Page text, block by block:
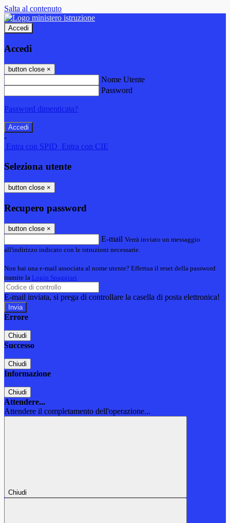
Salta al contenuto
Accedi
Accedi
button close ×
Nome Utente
Password
Password dimenticata?
-
Entra con SPID Entra con CIE
Seleziona utente
button close ×
Recupero password
button close ×
E-mail Verrà inviato un messaggio
all'indirizzo indicato con le istruzioni necessarie.
Non hai una e-mail associata al nome utente? Effettua il reset della password
tramite la Login Spaggiari
E-mail inviata, si prega di controllare la casella di posta elettronica!
Errore
Chiudi
Successo
Chiudi
Informazione
Chiudi
Attendere...
Attendere il completamento dell'operazione...
Chiudi